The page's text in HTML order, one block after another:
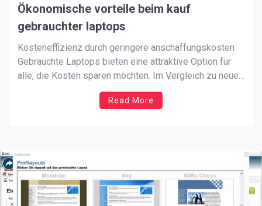
Ökonomische vorteile beim kauf
gebrauchter laptops
Kosteneffizienz durch geringere anschaffungskosten
Gebrauchte Laptops bieten eine attraktive Option für
alle, die Kosten sparen möchten. Im Vergleich zu neuen
Modellen sind sie oft deutlich günstiger. Dies ist
besonders vorteilhaft für Privatpersonen, Studenten
Read More